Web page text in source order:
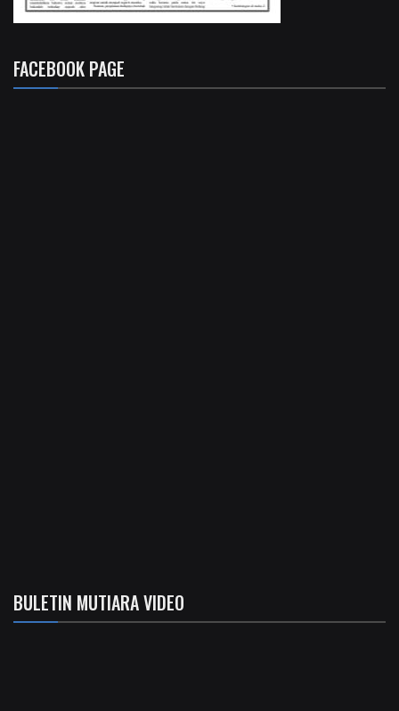
FACEBOOK PAGE
BULETIN MUTIARA VIDEO